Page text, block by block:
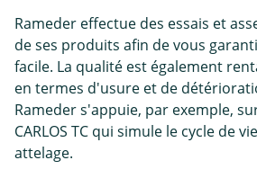
Rameder effectue des essais et
de ses produits afin de vous
facile. La qualité est également
en termes d'usure et de
Rameder s'appuie, par exemple,
CARLOS TC qui simule le cycle de
attelage.